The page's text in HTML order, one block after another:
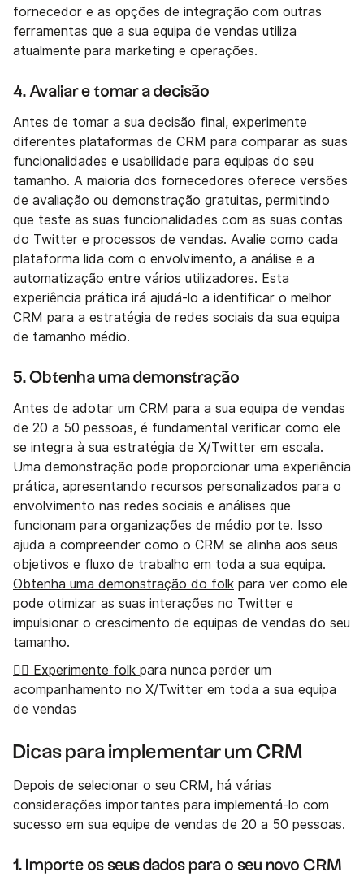
fornecedor e as opções de integração com outras
ferramentas que a sua equipa de vendas utiliza
atualmente para marketing e operações.
4. Avaliar e tomar a decisão
Antes de tomar a sua decisão final, experimente
diferentes plataformas de CRM para comparar as suas
funcionalidades e usabilidade para equipas do seu
tamanho. A maioria dos fornecedores oferece versões
de avaliação ou demonstração gratuitas, permitindo
que teste as suas funcionalidades com as suas contas
do Twitter e processos de vendas. Avalie como cada
plataforma lida com o envolvimento, a análise e a
automatização entre vários utilizadores. Esta
experiência prática irá ajudá-lo a identificar o melhor
CRM para a estratégia de redes sociais da sua equipa
de tamanho médio.
5. Obtenha uma demonstração
Antes de adotar um CRM para a sua equipa de vendas
de 20 a 50 pessoas, é fundamental verificar como ele
se integra à sua estratégia de X/Twitter em escala.
Uma demonstração pode proporcionar uma experiência
prática, apresentando recursos personalizados para o
envolvimento nas redes sociais e análises que
funcionam para organizações de médio porte. Isso
ajuda a compreender como o CRM se alinha aos seus
objetivos e fluxo de trabalho em toda a sua equipa.
Obtenha uma demonstração do folk para ver como ele
pode otimizar as suas interações no Twitter e
impulsionar o crescimento de equipas de vendas do seu
tamanho.
👉🏼 Experimente folk para nunca perder um
acompanhamento no X/Twitter em toda a sua equipa
de vendas
Dicas para implementar um CRM
Depois de selecionar o seu CRM, há várias
considerações importantes para implementá-lo com
sucesso em sua equipe de vendas de 20 a 50 pessoas.
1. Importe os seus dados para o seu novo CRM